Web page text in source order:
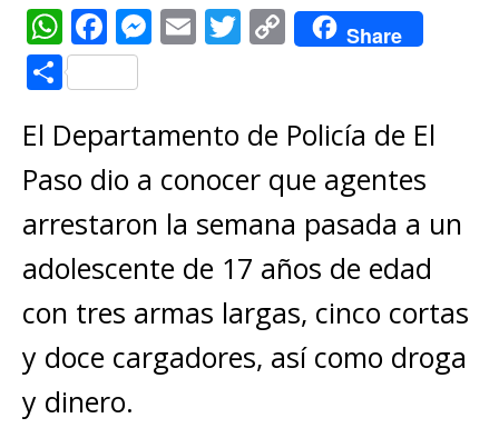
W
h
at
s
A
p
p
F
a
c
e
b
o
o
k
M
e
n
g
e
r
E
l
T
te
r
C
o
y
Li
n
k
Share
C
m
p
ar
ti
r
El Departamento de Policía de El
Paso dio a conocer que agentes
arrestaron la semana pasada a un
adolescente de 17 años de edad
con tres armas largas, cinco cortas
y doce cargadores, así como droga
y dinero.